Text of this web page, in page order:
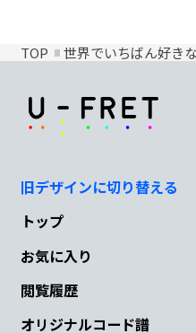
TOP 世界でいちばん好き
旧デザインに切り替える
トップ
お気に入り
閲覧履歴
オリジナルコード譜